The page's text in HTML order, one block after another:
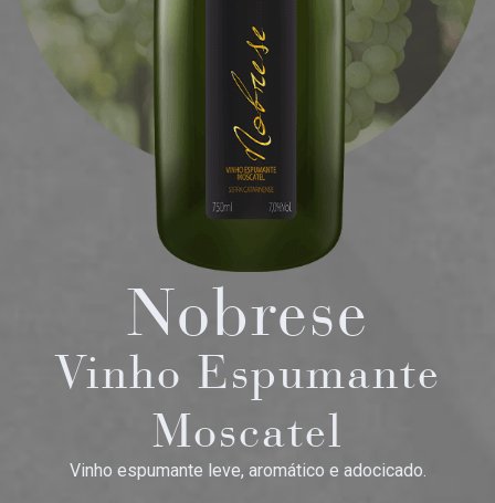
Nobrese
Vinho Espumante
Moscatel
Vinho espumante leve, aromático e adocicado.